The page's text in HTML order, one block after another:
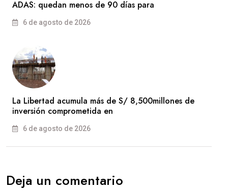
ADAS: quedan menos de 90 días para
6 de agosto de 2026
La Libertad acumula más de S/ 8,500millones de
inversión comprometida en
6 de agosto de 2026
Deja un comentario